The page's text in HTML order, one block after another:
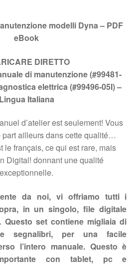
modelli Dyna – PDF
eBook
DIRETTO
di manutenzione (#99481-
elettrica (#99496-05I) –
Lingua Italiana
d’atelier est seulement! Vous
part ailleurs dans cette qualité…
le français, ce qui est rare, mais
Digital! donnant une qualité
exceptionnelle.
da noi, vi offriamo tutti i
in un singolo, file digitale
Questo set contiene migliaia di
segnalibri, per una facile
l’intero manuale. Questo è
con tablet, pc e